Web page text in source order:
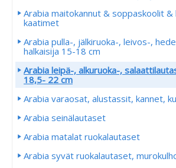
Arabia maitokannut & soppaskoolit
kaatimet
Arabia pulla-, jälkiruoka-, leivos-,
halkaisija 15-18 cm
Arabia leipä-, alkuruoka-,
18,5- 22 cm
Arabia varaosat, alustassit, kannet,
Arabia seinälautaset
Arabia matalat ruokalautaset
Arabia syvät ruokalautaset,